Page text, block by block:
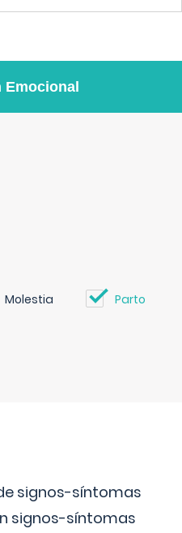
Molestia Parto
signos-síntomas
signos-síntomas